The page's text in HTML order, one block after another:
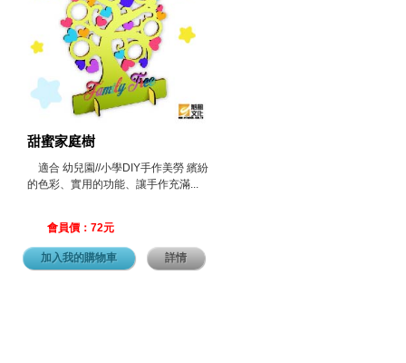
甜蜜家庭樹
適合 幼兒園//小學DIY手作美勞 繽紛
的色彩、實用的功能、讓手作充滿...
會員價：72元
加入我的購物車 詳情